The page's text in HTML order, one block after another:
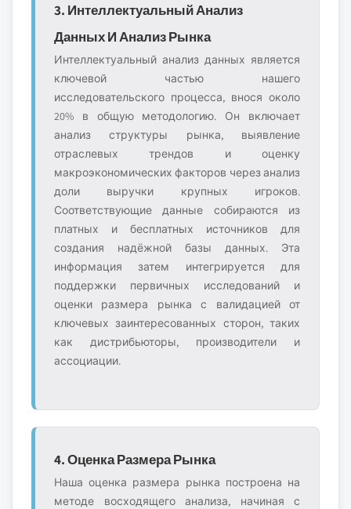
3. Интеллектуальный Анализ
Данных И Анализ Рынка
Интеллектуальный анализ данных является
ключевой частью нашего
исследовательского процесса, внося около
20% в общую методологию. Он включает
анализ структуры рынка, выявление
отраслевых трендов и оценку
макроэкономических факторов через анализ
доли выручки крупных игроков.
Соответствующие данные собираются из
платных и бесплатных источников для
создания надёжной базы данных. Эта
информация затем интегрируется для
поддержки первичных исследований и
оценки размера рынка с валидацией от
ключевых заинтересованных сторон, таких
как дистрибьюторы, производители и
ассоциации.
4. Оценка Размера Рынка
Наша оценка размера рынка построена на
методе восходящего анализа, начиная с